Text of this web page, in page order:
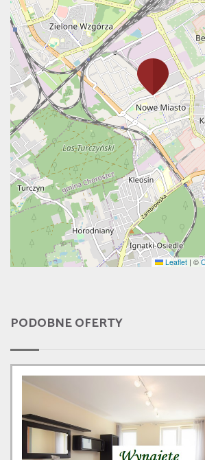
Leaflet | ©
PODOBNE OFERTY